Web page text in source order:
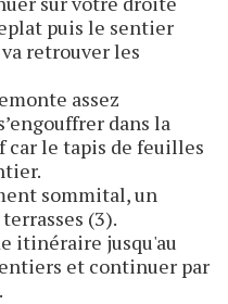
puis le sentier
retrouver les
assez
dans la
le tapis de feuilles
sommital, un
(3).
itinéraire jusqu'au
et continuer par